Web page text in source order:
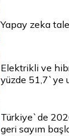
Yapay zeka
Elektrikli ve
yüzde 51,7`ye
Türkiye`de
geri sayım